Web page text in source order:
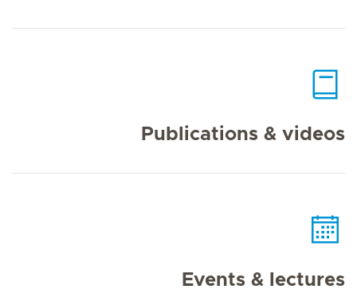
Publications & videos
Events & lectures